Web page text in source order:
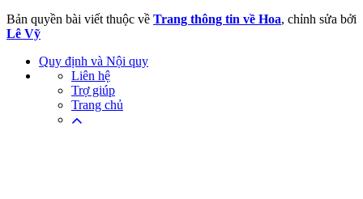
Bản quyền bài viết thuộc về Trang thông tin về Hoa, chỉnh sửa bởi
Lê Vỹ
Quy định và Nội quy
Liên hệ
Trợ giúp
Trang chủ